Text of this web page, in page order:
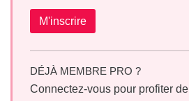
M'inscrire
DÉJÀ MEMBRE PRO ?
Connectez-vous pour profiter